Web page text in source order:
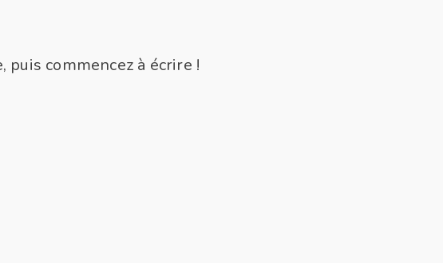
commencez à écrire !